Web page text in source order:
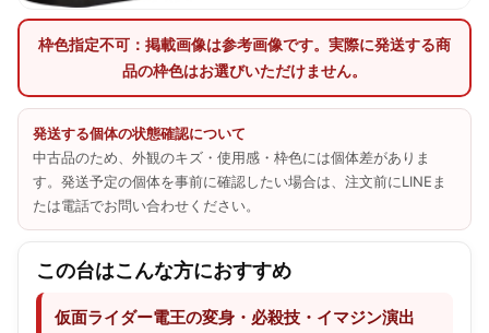
枠色指定不可：掲載画像は参考画像です。実際に発送する商
品の枠色はお選びいただけません。
発送する個体の状態確認について
中古品のため、外観のキズ・使用感・枠色には個体差がありま
す。発送予定の個体を事前に確認したい場合は、注文前にLINEま
たは電話でお問い合わせください。
この台はこんな方におすすめ
仮面ライダー電王の変身・必殺技・イマジン演出